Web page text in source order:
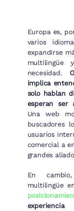
Europa es,
varios
expandirse
necesidad.
implica
solo hablan
esperan ser
Una web
buscadores
usuarios
comercial a
grandes
En
multilingüe